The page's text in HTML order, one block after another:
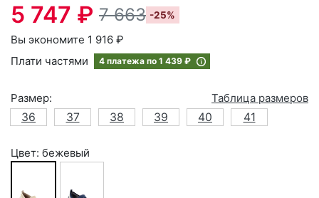
5 747 ₽ 7 663 -25%
Вы экономите 1 916 ₽
Плати частями
4 платежа по 1 439 ₽
Размер:
Таблица размеров
36
37 38 39 40 41
Цвет: бежевый